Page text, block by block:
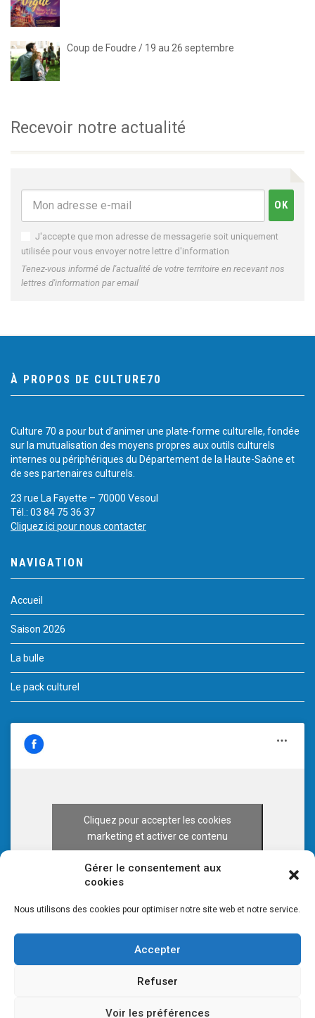
Gérer le consentement aux
cookies
Nous utilisons des cookies pour optimiser notre site web et notre service.
Accepter
Refuser
Voir les préférences
Coup de Foudre / 19 au 26 septembre
Recevoir notre actualité
J'accepte que mon adresse de messagerie soit uniquement
utilisée pour vous envoyer notre lettre d'information
Tenez-vous informé de l'actualité de votre territoire en recevant nos
lettres d'information par email
À PROPOS DE CULTURE70
Culture 70 a pour but d’animer une plate-forme culturelle, fondée
sur la mutualisation des moyens propres aux outils culturels
internes ou périphériques du Département de la Haute-Saône et
de ses partenaires culturels.
23 rue La Fayette – 70000 Vesoul
Tél.: 03 84 75 36 37
Cliquez ici pour nous contacter
NAVIGATION
Accueil
Saison 2026
La bulle
Le pack culturel
Cliquez pour accepter les cookies
marketing et activer ce contenu
© 2026 CULTURE 70 -Mentions légales-